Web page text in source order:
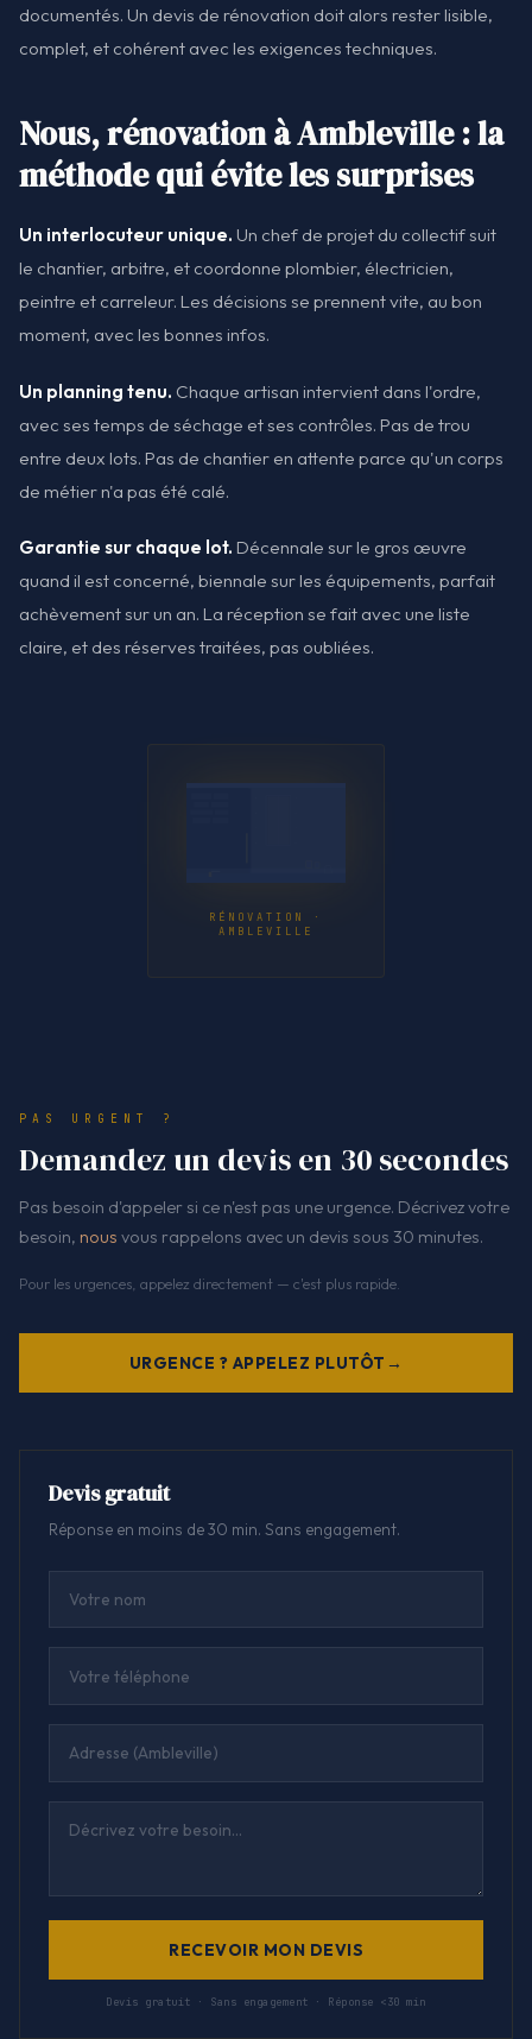
documentés. Un devis de rénovation doit alors rester lisible,
complet, et cohérent avec les exigences techniques.
Nous, rénovation à Ambleville : la
méthode qui évite les surprises
Un interlocuteur unique. Un chef de projet du collectif suit
le chantier, arbitre, et coordonne plombier, électricien,
peintre et carreleur. Les décisions se prennent vite, au bon
moment, avec les bonnes infos.
Un planning tenu. Chaque artisan intervient dans l'ordre,
avec ses temps de séchage et ses contrôles. Pas de trou
entre deux lots. Pas de chantier en attente parce qu'un corps
de métier n'a pas été calé.
Garantie sur chaque lot. Décennale sur le gros œuvre
quand il est concerné, biennale sur les équipements, parfait
achèvement sur un an. La réception se fait avec une liste
claire, et des réserves traitées, pas oubliées.
RÉNOVATION ·
AMBLEVILLE
PAS URGENT ?
Demandez un devis en 30 secondes
Pas besoin d'appeler si ce n'est pas une urgence. Décrivez votre
besoin, nous vous rappelons avec un devis sous 30 minutes.
Pour les urgences, appelez directement — c'est plus rapide.
URGENCE ? APPELEZ PLUTÔT
Devis gratuit
Réponse en moins de 30 min. Sans engagement.
RECEVOIR MON DEVIS
Devis gratuit · Sans engagement · Réponse <30 min